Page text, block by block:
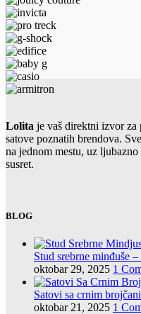
Lolita je vaš direktni izvor za
satove poznatih brendova.
na jednom mestu, uz
susret.
BLOG
Stud srebrne minđuše
oktobar 29, 2025 1
Satovi sa crnim
oktobar 21, 2025 1